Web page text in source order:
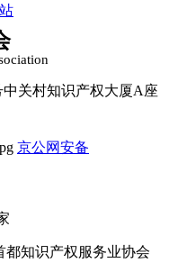
关村知识产权大厦A座
京公网安备
都知识产权服务业协会